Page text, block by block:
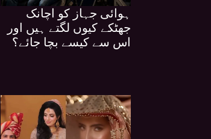
ہوائی جہاز کو اچانک
جھٹکے کیوں لگتے ہیں اور
اس سے کیسے بچا جائے؟